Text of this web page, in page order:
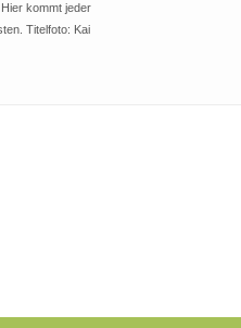
kommt jeder
Titelfoto: Kai